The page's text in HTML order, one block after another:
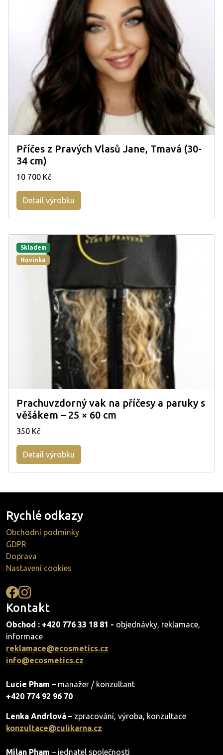
Příčes z Pravých Vlasů Jane, Tmavá (30-
34 cm)
10 700 Kč
Detail výrobku
Skladem
Novinka
Prachuvzdorný vak na příčesy a paruky s
věšákem – 25 × 60 cm
350 Kč
Detail výrobku
Rychlé odkazy
Obchodní podmínky
GDPR
Doprava
Nastavení cookies
Kontakt
Obchod : +420 776 33 18 81 - objednávky, reklamace,
informace
reklamace@ecosmetics.cz
info@ecosmetics.cz
Lucie Pham – manažer / konzultant
+420 774 92 96 70
Lenka Andrlová – zpracování, výroba, konzultace
konzultace@culikarna.cz
Milan Pham – jednatel společnosti